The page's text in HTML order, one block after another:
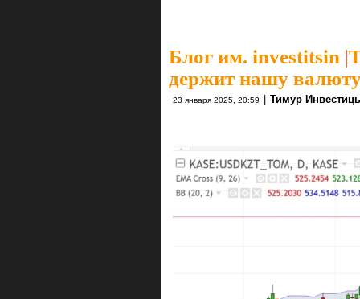
Блог им. investitsin |
держит нашу
23 января 2025, 20:59 Тимур